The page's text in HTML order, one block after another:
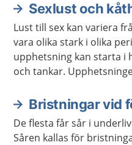
Sexlust och
Lust till sex kan variera
vara olika stark i olika
upphetsning kan starta i
och tankar.
själv eller någon annan.
Bristningar vid
De flesta får sår i
Såren kallas för